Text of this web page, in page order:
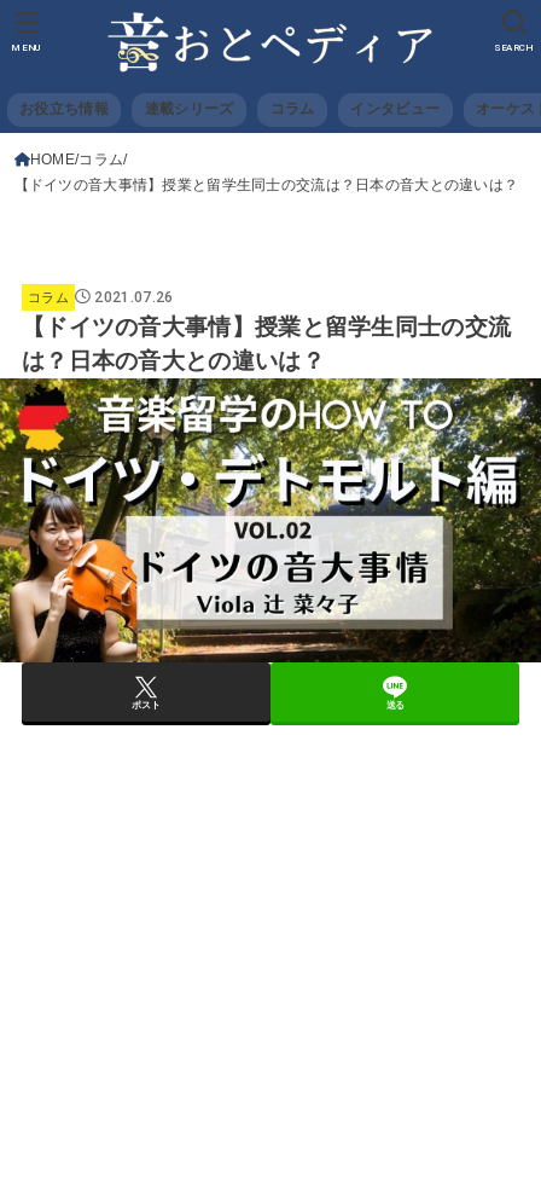
お役立ち情報 連載シリーズ コラム インタビュー オーケス
SEARCH
MENU
HOME コラム
【ドイツの音大事情】授業と留学生同士の交流は？日本の音大との違いは？
コラム 2021.07.26
【ドイツの音大事情】授業と留学生同士の交流
は？日本の音大との違いは？
ポスト 送る